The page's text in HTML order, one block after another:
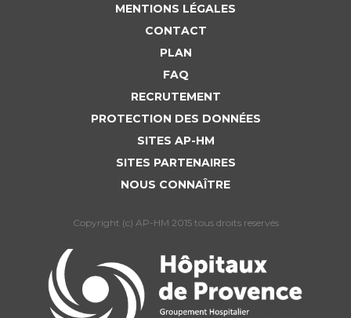
MENTIONS LÉGALES
CONTACT
PLAN
FAQ
RECRUTEMENT
PROTECTION DES DONNÉES
SITES AP-HM
SITES PARTENAIRES
NOUS CONNAÎTRE
Copyright (c) AP-HM 2015 tous droits reservés